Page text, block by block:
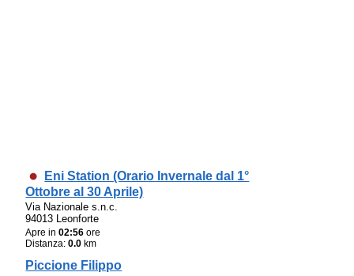
Eni Station (Orario Invernale dal 1°
Ottobre al 30 Aprile)
Via Nazionale s.n.c.
94013 Leonforte
Apre in02:56 ore
Distanza:0.0 km
Piccione Filippo